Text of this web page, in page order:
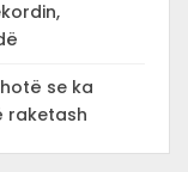
se ka
raketash